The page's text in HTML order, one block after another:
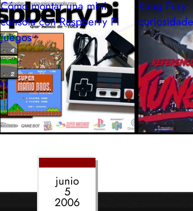
Cómo montar una mini
consola con Raspberry Pi
juegos
Kung
junio
5
2006